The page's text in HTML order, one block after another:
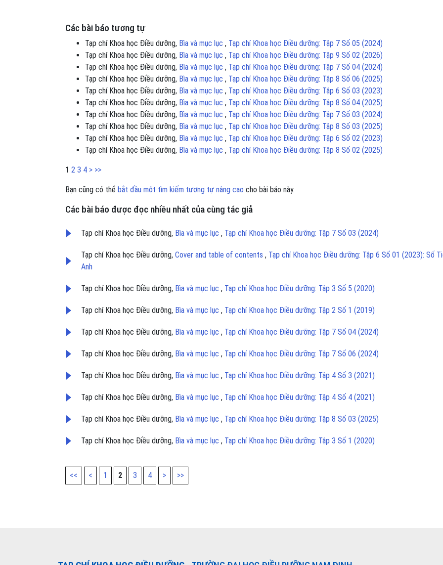
Các bài báo tương tự
Tạp chí Khoa học Điều dưỡng, Bìa và mục lục , Tạp chí Khoa học Điều dưỡng: Tập 7 Số 05 (2024)
Tạp chí Khoa học Điều dưỡng, Bìa và mục lục , Tạp chí Khoa học Điều dưỡng: Tập 9 Số 02 (2026)
Tạp chí Khoa học Điều dưỡng, Bìa và mục lục , Tạp chí Khoa học Điều dưỡng: Tập 7 Số 04 (2024)
Tạp chí Khoa học Điều dưỡng, Bìa và mục lục , Tạp chí Khoa học Điều dưỡng: Tập 8 Số 06 (2025)
Tạp chí Khoa học Điều dưỡng, Bìa và mục lục , Tạp chí Khoa học Điều dưỡng: Tập 6 Số 03 (2023)
Tạp chí Khoa học Điều dưỡng, Bìa và mục lục , Tạp chí Khoa học Điều dưỡng: Tập 8 Số 04 (2025)
Tạp chí Khoa học Điều dưỡng, Bìa và mục lục , Tạp chí Khoa học Điều dưỡng: Tập 7 Số 03 (2024)
Tạp chí Khoa học Điều dưỡng, Bìa và mục lục , Tạp chí Khoa học Điều dưỡng: Tập 8 Số 03 (2025)
Tạp chí Khoa học Điều dưỡng, Bìa và mục lục , Tạp chí Khoa học Điều dưỡng: Tập 6 Số 02 (2023)
Tạp chí Khoa học Điều dưỡng, Bìa và mục lục , Tạp chí Khoa học Điều dưỡng: Tập 8 Số 02 (2025)
1 2 3 4 > >>
Bạn cũng có thể bắt đầu một tìm kiếm tương tự nâng cao cho bài báo này.
Các bài báo được đọc nhiều nhất của cùng tác giả
Tạp chí Khoa học Điều dưỡng, Bìa và mục lục , Tạp chí Khoa học Điều dưỡng: Tập 7 Số 03 (2024)
Tạp chí Khoa học Điều dưỡng, Cover and table of contents , Tạp chí Khoa học Điều dưỡng: Tập 6 Số 01 (2023): Số
Anh
Tạp chí Khoa học Điều dưỡng, Bìa và mục lục , Tạp chí Khoa học Điều dưỡng: Tập 3 Số 5 (2020)
Tạp chí Khoa học Điều dưỡng, Bìa và mục lục , Tạp chí Khoa học Điều dưỡng: Tập 2 Số 1 (2019)
Tạp chí Khoa học Điều dưỡng, Bìa và mục lục , Tạp chí Khoa học Điều dưỡng: Tập 7 Số 04 (2024)
Tạp chí Khoa học Điều dưỡng, Bìa và mục lục , Tạp chí Khoa học Điều dưỡng: Tập 7 Số 06 (2024)
Tạp chí Khoa học Điều dưỡng, Bìa và mục lục , Tạp chí Khoa học Điều dưỡng: Tập 4 Số 3 (2021)
Tạp chí Khoa học Điều dưỡng, Bìa và mục lục , Tạp chí Khoa học Điều dưỡng: Tập 4 Số 4 (2021)
Tạp chí Khoa học Điều dưỡng, Bìa và mục lục , Tạp chí Khoa học Điều dưỡng: Tập 8 Số 03 (2025)
Tạp chí Khoa học Điều dưỡng, Bìa và mục lục , Tạp chí Khoa học Điều dưỡng: Tập 3 Số 1 (2020)
<< < 1 2 3 4 > >>